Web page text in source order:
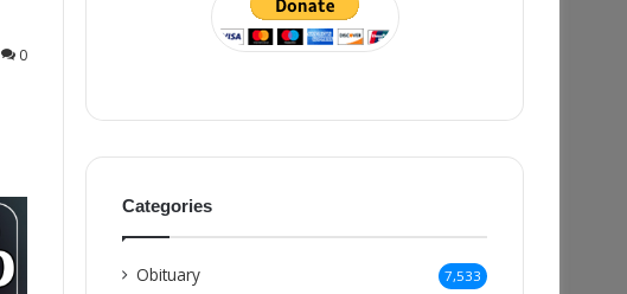
0
Categories
Obituary 7,533